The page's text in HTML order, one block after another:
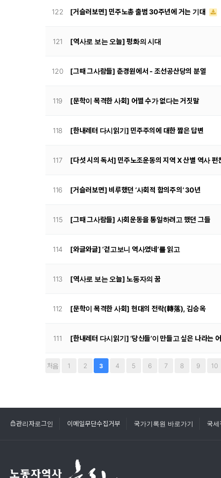
122 [거슬러보면] 민주노총 출범 30주년에 거는 기대
121 [역사로 보는 오늘] 평화의 시대
120 [그때 그사람들] 춘경원에서 - 조선공산당의 분열
119 [문학이 목격한 사회] 어쩔 수가 없다는 거짓말
118 [한내레터 다시읽기] 민주주의에 대한 짧은 답변
117 [다섯 시의 독서] 민주노조운동의 지역 X 산별 역사 편
116 [거슬러보면] 비루했던 ‘사회적 합의주의’ 30년
115 [그때 그사람들] 사회운동을 통일하려고 했던 그들
114 [와글와글] ‘걷고보니 역사였네’를 읽고
113 [역사로 보는 오늘] 노동자의 꿈
112 [문학이 목격한 사회] 현대의 전락(轉落), 김승옥
111 [한내레터 다시읽기] ‘당신들’이 만들고 싶은 나라는
처음 1 2 3 4 5 6 7 8 9 10
관리자로그인 이메일무단수집거부 국가기록원 바로가기 국